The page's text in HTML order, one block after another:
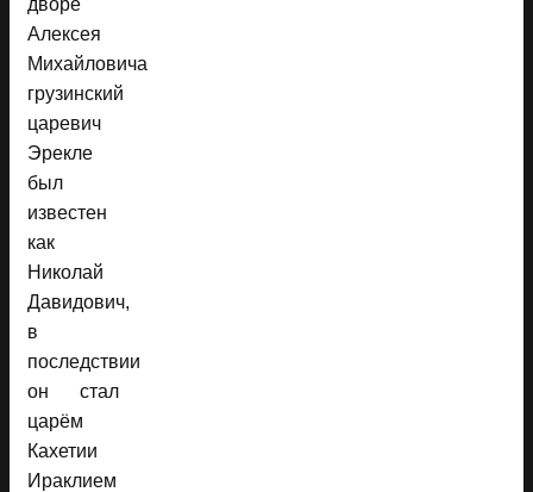
Алексея
Михайловича
грузинский
царевич
Эрекле
был
известен
как
Николай
Давидович,
в
последствии
он стал
царём
Кахетии
Ираклием